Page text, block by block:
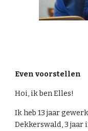
Even voorstellen
Hoi, ik ben Elles!
Ik heb 13 jaar
Dekkerswald, 3 jaar